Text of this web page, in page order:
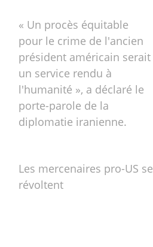
« Un procès équitable
pour le crime de l'ancien
président américain serait
un service rendu à
l'humanité », a déclaré le
porte-parole de la
diplomatie iranienne.
Les mercenaires pro-US se
révoltent